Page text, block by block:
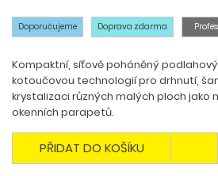
Doporučujeme Doprava zdarma
Kompaktní, síťově poháněný
kotoučovou technologií pro drhnutí,
krystalizaci různých malých ploch jako
okenních parapetů.
PŘIDAT DO KOŠÍKU